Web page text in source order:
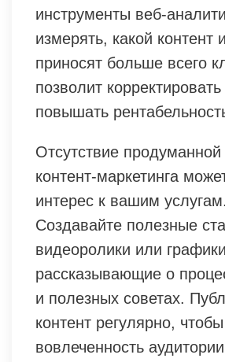
инструменты веб-
измерять, какой контент
приносят больше всего
позволит
повышать
Отсутствие продуманной
контент-маркетинга
интерес к вашим услугам.
Создавайте полезные
видеоролики или
рассказывающие о
и полезных советах.
контент регулярно,
вовлеченность